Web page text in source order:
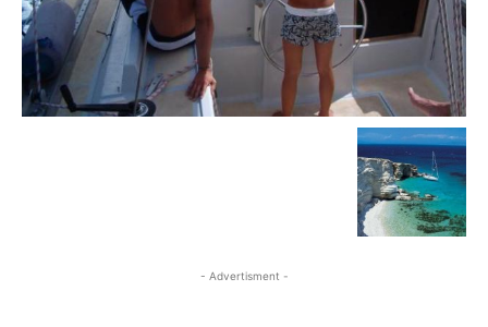
- Advertisment -